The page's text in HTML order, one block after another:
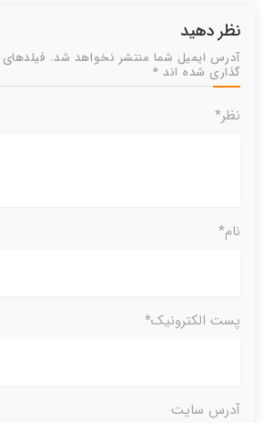
نظر دهید
آدرس ایمیل شما منتشر نخواهد شد. فیلدهای
گذاری شده اند *
نظر*
نام*
پست الکترونیک*
آدرس سایت